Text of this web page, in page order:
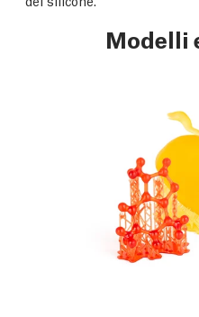
Modelli